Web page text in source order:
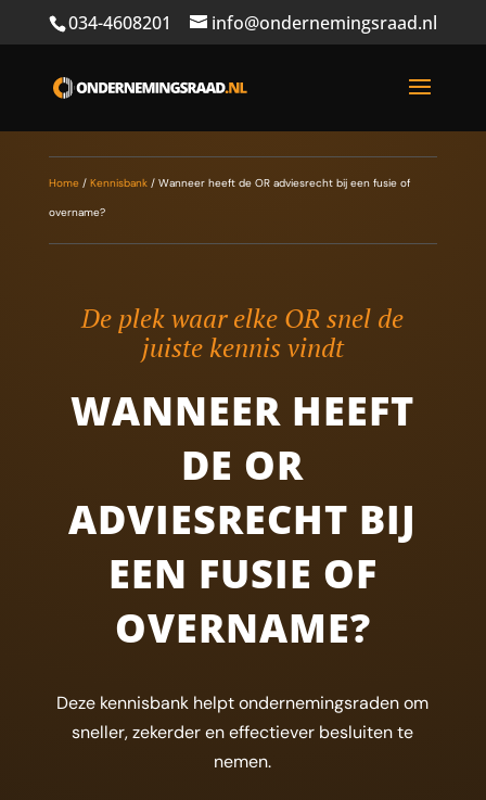
034-4608201 info@ondernemingsraad.nl
Home/ Kennisbank/ Wanneer heeft de OR adviesrecht bij een fusie of
overname?
De plek waar elke OR snel de
juiste kennis vindt
WANNEER HEEFT
DE OR
ADVIESRECHT BIJ
EEN FUSIE OF
OVERNAME?
Deze kennisbank helpt ondernemingsraden om
sneller, zekerder en effectiever besluiten te
nemen.